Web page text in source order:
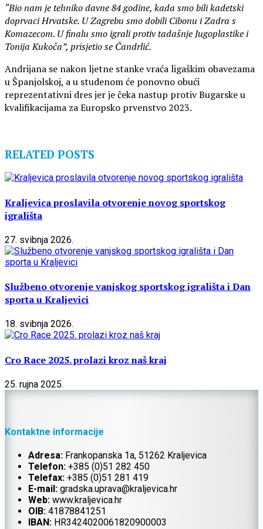
“Bio nam je tehniko davne 84 godine, kada smo bili kadetski
doprvaci Hrvatske. U Zagrebu smo dobili Cibonu i Zadra s
Komazecom. U finalu smo igrali protiv tadašnje Jugoplastike i
Tonija Kukoča”, prisjetio se Čandrlić.
Andrijana se nakon ljetne stanke vraća ligaškim obavezama
u Španjolskoj, a u studenom će ponovno obući
reprezentativni dres jer je čeka nastup protiv Bugarske u
kvalifikacijama za Europsko prvenstvo 2023.
RELATED POSTS
Kraljevica proslavila otvorenje novog sportskog
igrališta
27. svibnja 2026.
Službeno otvorenje vanjskog sportskog igrališta i Dan
sporta u Kraljevici
18. svibnja 2026.
Cro Race 2025. prolazi kroz naš kraj
25. rujna 2025.
Kontaktne informacije
Adresa: Frankopanska 1a, 51262 Kraljevica
Telefon: +385 (0)51 282 450
Telefax: +385 (0)51 281 419
E-mail: gradska.uprava@kraljevica.hr
Web: www.kraljevica.hr
OIB: 41878841251
IBAN: HR3424020061820900003